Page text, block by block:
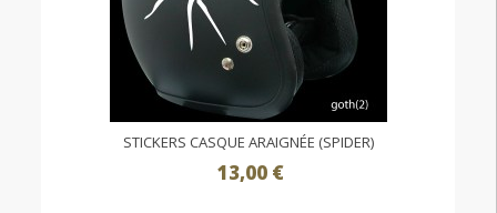
STICKERS CASQUE ARAIGNÉE (SPIDER)
13,00 €